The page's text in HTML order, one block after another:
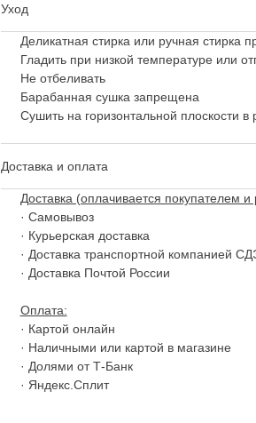
Уход
Деликатная стирка или ручная стирка
Гладить при низкой температуре или
Не отбеливать
Барабанная сушка запрещена
Сушить на горизонтальной плоскости
Доставка и оплата
Доставка (оплачивается покупателем
· Самовывоз
· Курьерская доставка
· Доставка транспортной компанией
· Доставка Почтой России
Оплата:
· Картой онлайн
· Наличными или картой в магазине
· Долями от Т-Банк
· Яндекс.Сплит